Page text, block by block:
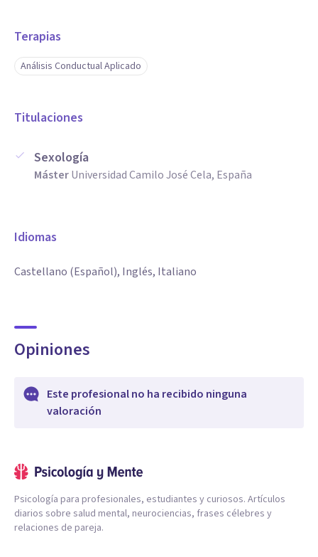
Terapias
Análisis Conductual Aplicado
Titulaciones
Sexología
MásterUniversidad Camilo José Cela, España
Idiomas
Castellano (Español), Inglés, Italiano
Opiniones
Este profesional no ha recibido ninguna
valoración
Psicología para profesionales, estudiantes y curiosos. Artículos
diarios sobre salud mental, neurociencias, frases célebres y
relaciones de pareja.